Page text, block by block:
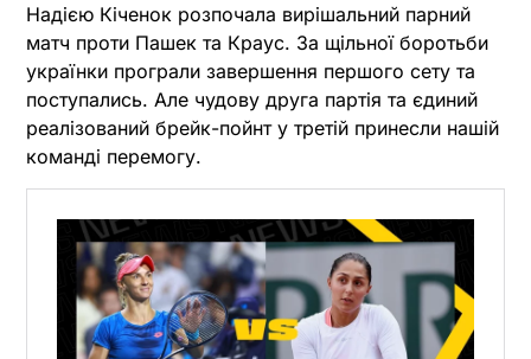
Надією Кіченок розпочала вирішальний парний
матч проти Пашек та Краус. За щільної боротьби
українки програли завершення першого сету та
поступались. Але чудову друга партія та єдиний
реалізований брейк-пойнт у третій принесли нашій
команді перемогу.